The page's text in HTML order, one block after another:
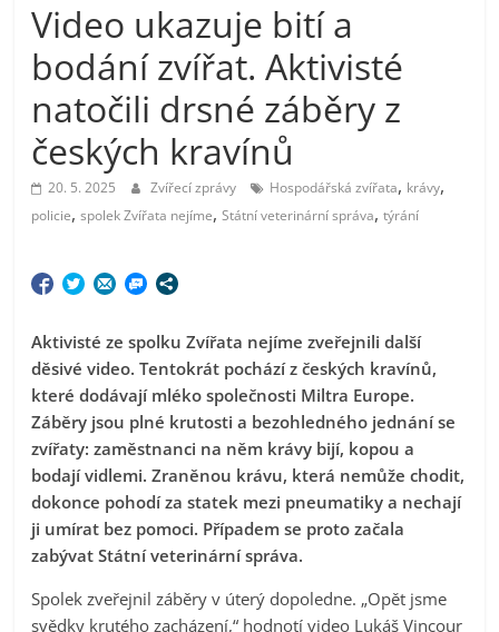
Video ukazuje bití a
bodání zvířat. Aktivisté
natočili drsné záběry z
českých kravínů
20. 5. 2025 Zvířecí zprávy Hospodářská zvířata, krávy,
policie,spolek Zvířata nejíme,Státní veterinární správa,týrání
Aktivisté ze spolku Zvířata nejíme zveřejnili další
děsivé video. Tentokrát pochází z českých kravínů,
které dodávají mléko společnosti Miltra Europe.
Záběry jsou plné krutosti a bezohledného jednání se
zvířaty: zaměstnanci na něm krávy bijí, kopou a
bodají vidlemi. Zraněnou krávu, která nemůže chodit,
dokonce pohodí za statek mezi pneumatiky a nechají
ji umírat bez pomoci. Případem se proto začala
zabývat Státní veterinární správa.
Spolek zveřejnil záběry v úterý dopoledne. „Opět jsme
svědky krutého zacházení,“ hodnotí video Lukáš Vincour